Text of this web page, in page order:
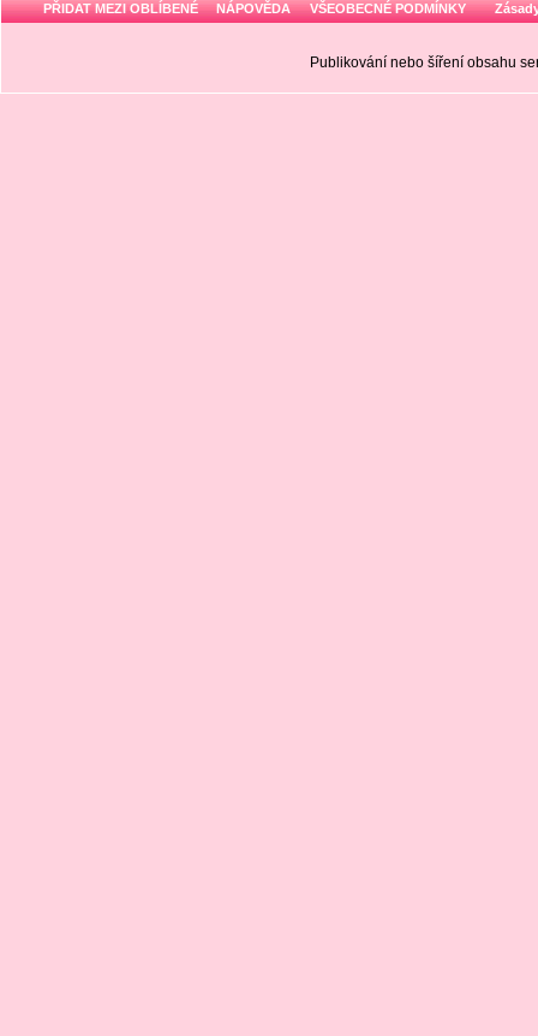
PŘIDAT MEZI OBLÍBENÉ NÁPOVĚDA VŠEOBECNÉ PODMÍNKY
Publikování nebo šíření obsahu